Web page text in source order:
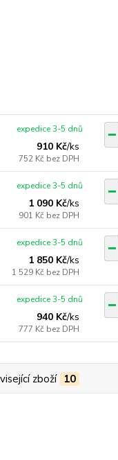
910 Kč/ks
752 Kč bez DPH
expedice 3-5 dnů
1 090 Kč/ks
901 Kč bez DPH
expedice 3-5 dnů
1 850 Kč/ks
1 529 Kč bez DPH
expedice 3-5 dnů
940 Kč/ks
777 Kč bez DPH
expedice 3-5 dnů
zboží 10